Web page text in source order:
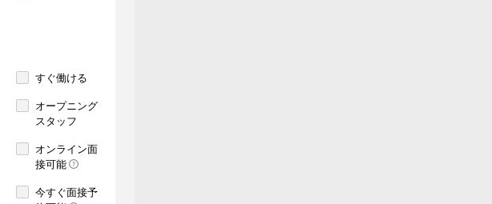
すぐ働ける
オープニング
スタッフ
オンライン面
接可能
今すぐ面接予